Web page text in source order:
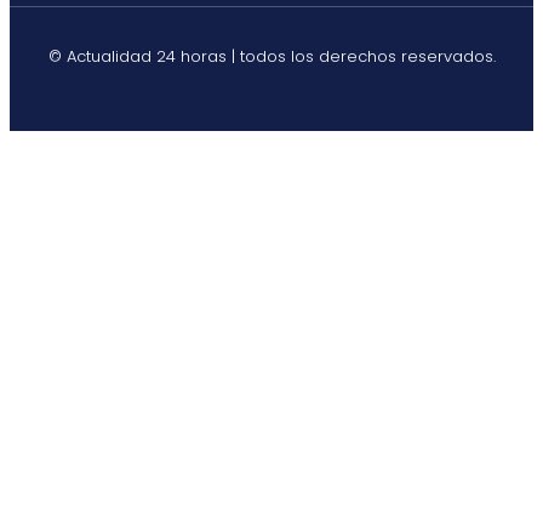
© Actualidad 24 horas | todos los derechos reservados.